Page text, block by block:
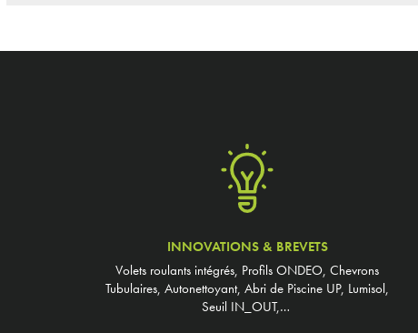
INNOVATIONS & BREVETS
Volets roulants intégrés, Profils ONDEO, Chevrons
Tubulaires, Autonettoyant, Abri de Piscine UP, Lumisol,
Seuil IN_OUT,…